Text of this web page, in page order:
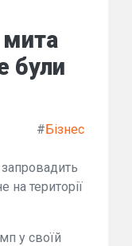
були
#Бізнес
на території
у своїй